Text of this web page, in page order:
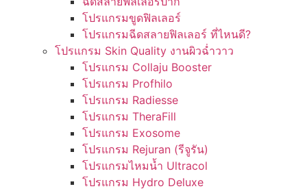
โปรแกรมขูดฟิลเลอร์
โปรแกรมฉีดสลายฟิลเลอร์ ที่ไหนดี?
โปรแกรม Skin Quality งานผิวฉ่ำวาว
โปรแกรม Collaju Booster
โปรแกรม Profhilo
โปรแกรม Radiesse
โปรแกรม TheraFill
โปรแกรม Exosome
โปรแกรม Rejuran (รีจูรัน)
โปรแกรมไหมน้ำ Ultracol
โปรแกรม Hydro Deluxe